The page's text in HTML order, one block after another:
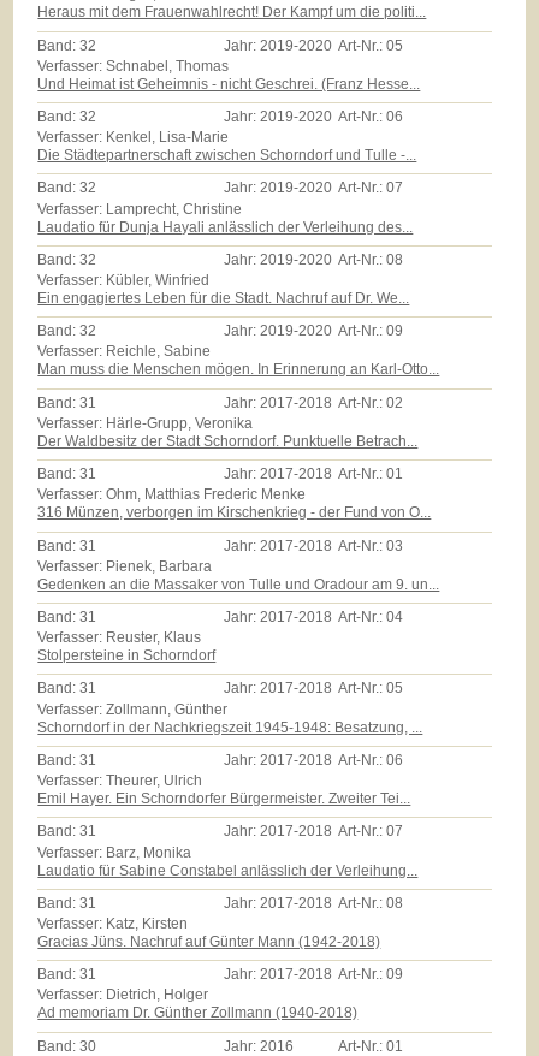
Heraus mit dem Frauenwahlrecht! Der Kampf um die politi...
Band:32 Jahr: 2019-2020 Art-Nr.:05
Verfasser: Schnabel, Thomas
Und Heimat ist Geheimnis - nicht Geschrei. (Franz Hesse...
Band:32 Jahr:2019-2020 Art-Nr.:06
Verfasser: Kenkel, Lisa-Marie
Die Städtepartnerschaft zwischen Schorndorf und Tulle -...
Band:32 Jahr:2019-2020 Art-Nr.:07
Verfasser: Lamprecht, Christine
Laudatio für Dunja Hayali anlässlich der Verleihung des...
Band:32 Jahr:2019-2020 Art-Nr.:08
Verfasser: Kübler, Winfried
Ein engagiertes Leben für die Stadt. Nachruf auf Dr. We...
Band:32 Jahr:2019-2020 Art-Nr.:09
Verfasser: Reichle, Sabine
Man muss die Menschen mögen. In Erinnerung an Karl-Otto...
Band:31 Jahr: 2017-2018 Art-Nr.:02
Verfasser: Härle-Grupp, Veronika
Der Waldbesitz der Stadt Schorndorf. Punktuelle Betrach...
Band:31 Jahr:2017-2018 Art-Nr.:01
Verfasser: Ohm, Matthias Frederic Menke
316 Münzen, verborgen im Kirschenkrieg - der Fund von O...
Band:31 Jahr: 2017-2018 Art-Nr.:03
Verfasser: Pienek, Barbara
Gedenken an die Massaker von Tulle und Oradour am 9. un...
Band:31 Jahr:2017-2018 Art-Nr.:04
Verfasser: Reuster, Klaus
Stolpersteine in Schorndorf
Band:31 Jahr:2017-2018 Art-Nr.:05
Verfasser: Zollmann, Günther
Schorndorf in der Nachkriegszeit 1945-1948: Besatzung, ...
Band:31 Jahr:2017-2018 Art-Nr.:06
Verfasser: Theurer, Ulrich
Emil Hayer. Ein Schorndorfer Bürgermeister. Zweiter Tei...
Band:31 Jahr:2017-2018 Art-Nr.:07
Verfasser: Barz, Monika
Laudatio für Sabine Constabel anlässlich der Verleihung...
Band:31 Jahr: 2017-2018 Art-Nr.:08
Verfasser: Katz, Kirsten
Gracias Jüns. Nachruf auf Günter Mann (1942-2018)
Band:31 Jahr:2017-2018 Art-Nr.:09
Verfasser: Dietrich, Holger
Ad memoriam Dr. Günther Zollmann (1940-2018)
Band:30 Jahr: 2016 Art-Nr.:01